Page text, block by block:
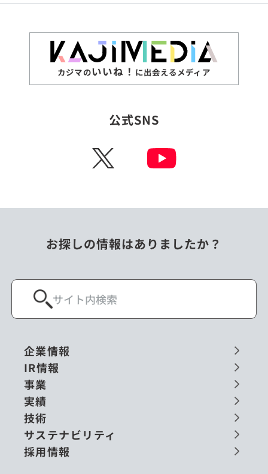
カジマのいいね！ に出会えるメディア
公式SNS
X
お探しの情報はありましたか？
企業情報
IR情報
事業
実績
技術
サステナビリティ
採用情報